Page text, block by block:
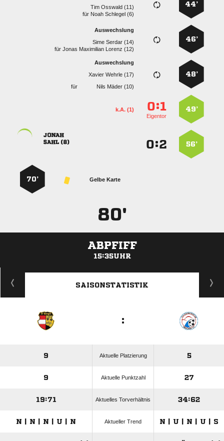
44’
  
für   
46’
Auswechslung
  
für   
48’
Auswechslung
  
für
  
49’
:
Eigentor
k.A. (1)
56’
:

 
Gelbe Karte
70’
80'
ABPFIFF
15:35UHR
ANZEIGE
SAISONSTATISTIK
:
9 Aktuelle Platzierung 5
9 Aktuelle Punktzahl 27
19:71 Aktuelles Torverhältnis 34:62
N | N | N | U | N Aktueller Trend N | U | N | U | S